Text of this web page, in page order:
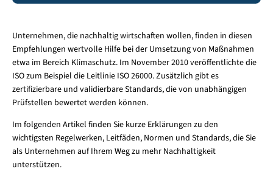
Unternehmen, die nachhaltig wirtschaften wollen, finden in diesen
Empfehlungen wertvolle Hilfe bei der Umsetzung von Maßnahmen
etwa im Bereich Klimaschutz. Im November 2010 veröffentlichte die
ISO zum Beispiel die Leitlinie ISO 26000. Zusätzlich gibt es
zertifizierbare und validierbare Standards, die von unabhängigen
Prüfstellen bewertet werden können.
Im folgenden Artikel finden Sie kurze Erklärungen zu den
wichtigsten Regelwerken, Leitfäden, Normen und Standards, die Sie
als Unternehmen auf Ihrem Weg zu mehr Nachhaltigkeit
unterstützen.